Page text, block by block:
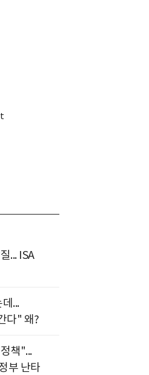
... ISA
...
다" 왜?
책"...
부 난타